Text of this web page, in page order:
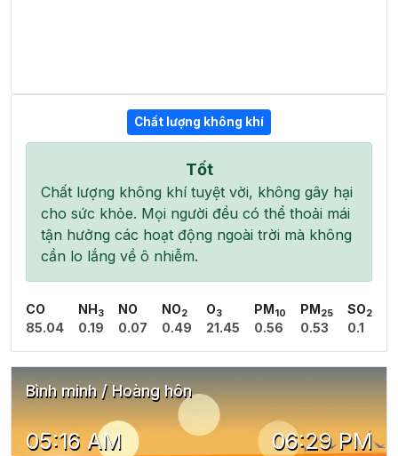
Chất lượng không khí
Tốt
Chất lượng không khí tuyệt vời, không gây hại
cho sức khỏe. Mọi người đều có thể thoải mái
tận hưởng các hoạt động ngoài trời mà không
cần lo lắng về ô nhiễm.
CO
85.04
NH 3
0.19
NO
0.07
NO2
0.49
O3
21.45
PM 10
0.56
PM 25
0.53
SO2
0.1
Bình minh / Hoàng hôn
05:16 AM 06:29 PM